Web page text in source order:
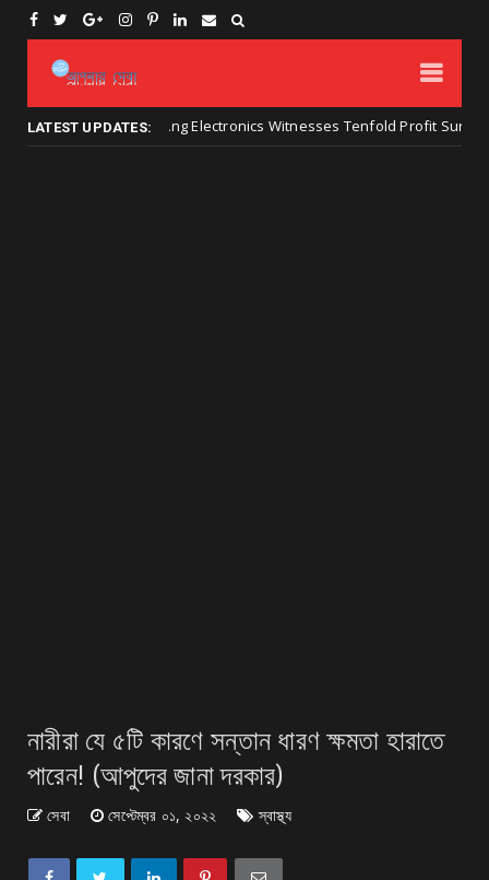
LATEST UPDATES:
প্রযুক্তির Samsung Electronics Witnesses Tenfold Profit Surge on
নারীরা যে ৫টি কারণে সন্তান ধারণ ক্ষমতা হারাতে
পারেন! (আপুদের জানা দরকার)
সেবা সেপ্টেম্বর ০১, ২০২২ স্বাস্থ্য